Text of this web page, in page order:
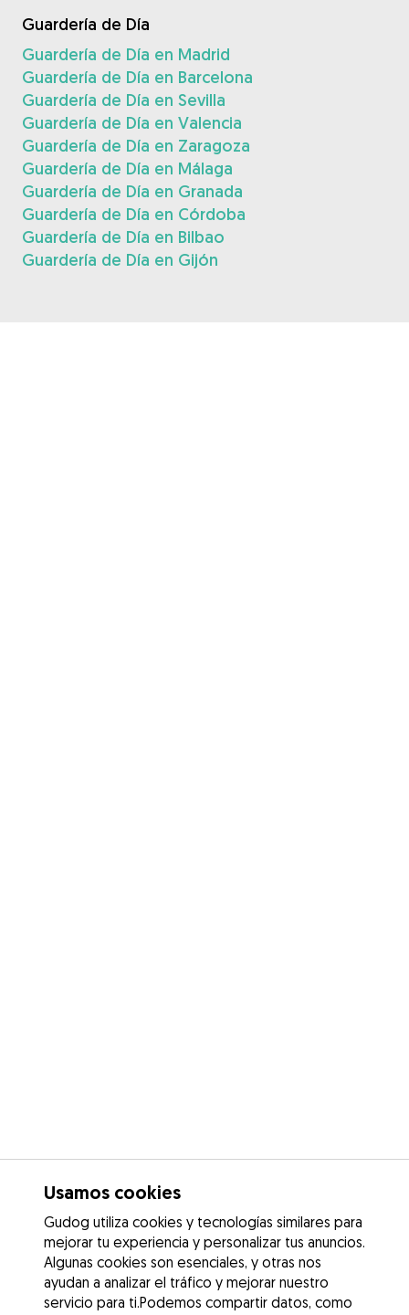
Usamos cookies
Gudog utiliza cookies y tecnologías similares para
mejorar tu experiencia y personalizar tus anuncios.
Algunas cookies son esenciales, y otras nos
ayudan a analizar el tráfico y mejorar nuestro
servicio para ti.Podemos compartir datos, como
Guardería de Día
Guardería de Día en Madrid
Guardería de Día en Barcelona
Guardería de Día en Sevilla
Guardería de Día en Valencia
Guardería de Día en Zaragoza
Guardería de Día en Málaga
Guardería de Día en Granada
Guardería de Día en Córdoba
Guardería de Día en Bilbao
Guardería de Día en Gijón